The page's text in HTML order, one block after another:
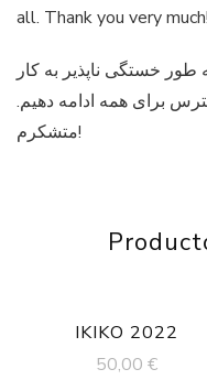
all. Thank you very much!
طور خستگی ناپذیر به کار
برای همه ادامه دهیم.
متشکرم!
IKIKO 2022
50,00€